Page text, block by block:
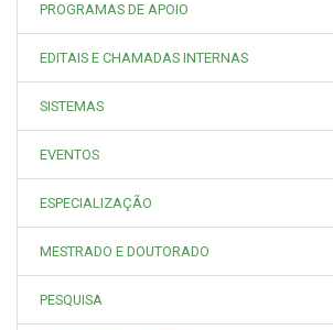
PROGRAMAS DE APOIO
EDITAIS E CHAMADAS INTERNAS
SISTEMAS
EVENTOS
ESPECIALIZAÇÃO
MESTRADO E DOUTORADO
PESQUISA